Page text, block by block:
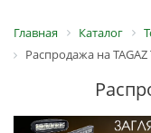
Главная Каталог
Распродажа на TAGAZ